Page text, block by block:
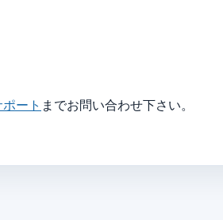
ート までお問い合わせ下さい。